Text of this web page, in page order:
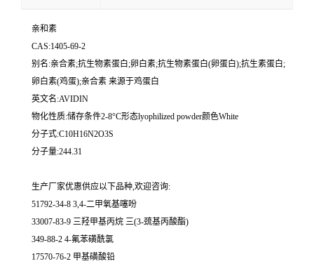
亲和素
CAS:1405-69-2
别名:亲合素;抗生物素蛋白;卵白素;抗生物素蛋白(卵蛋白);抗生素蛋白;
卵白素(鸡蛋);亲合素 来源于鸡蛋白
英文名:AVIDIN
物化性质:储存条件2-8°C形态lyophilized powder颜色White
分子式:C10H16N2O3S
分子量:244.31
生产厂家优惠供应以下品种,欢迎咨询:
51792-34-8 3,4-二甲氧基噻吩
33007-83-9 三羟甲基丙烷 三(3-巯基丙酸酯)
349-88-2 4-氟苯磺酰氯
17570-76-2 甲基磺酸铅